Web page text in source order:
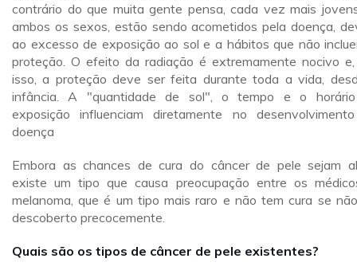
contrário do que muita gente pensa, cada vez mais
ambos os sexos, estão sendo acometidos pela doença,
ao excesso de exposição ao sol e a hábitos que não
proteção. O efeito da radiação é extremamente nocivo
isso, a proteção deve ser feita durante toda a vida,
infância. A "quantidade de sol", o tempo e o
exposição influenciam diretamente no
doença
Embora as chances de cura do câncer de pele sejam
existe um tipo que causa preocupação entre os
melanoma, que é um tipo mais raro e não tem cura se
descoberto precocemente.
Quais são os tipos de câncer de pele existentes?